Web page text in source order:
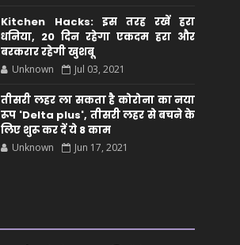
Kitchen Hacks: इस तरह रखें हरा
धनिया, 20 दिन रहेगा एकदम हरा और
बरकरार रहेगी खुशबू
Unknown Jul 03, 2021
तीसरी लहर ला सकता है कोरोना का नया
रूप 'Delta plus', तीसरी लहर से बचने के
लिए शुरू कर दें ये 8 काम
Unknown Jun 17, 2021